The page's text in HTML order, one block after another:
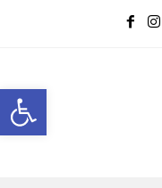
Open toolbar